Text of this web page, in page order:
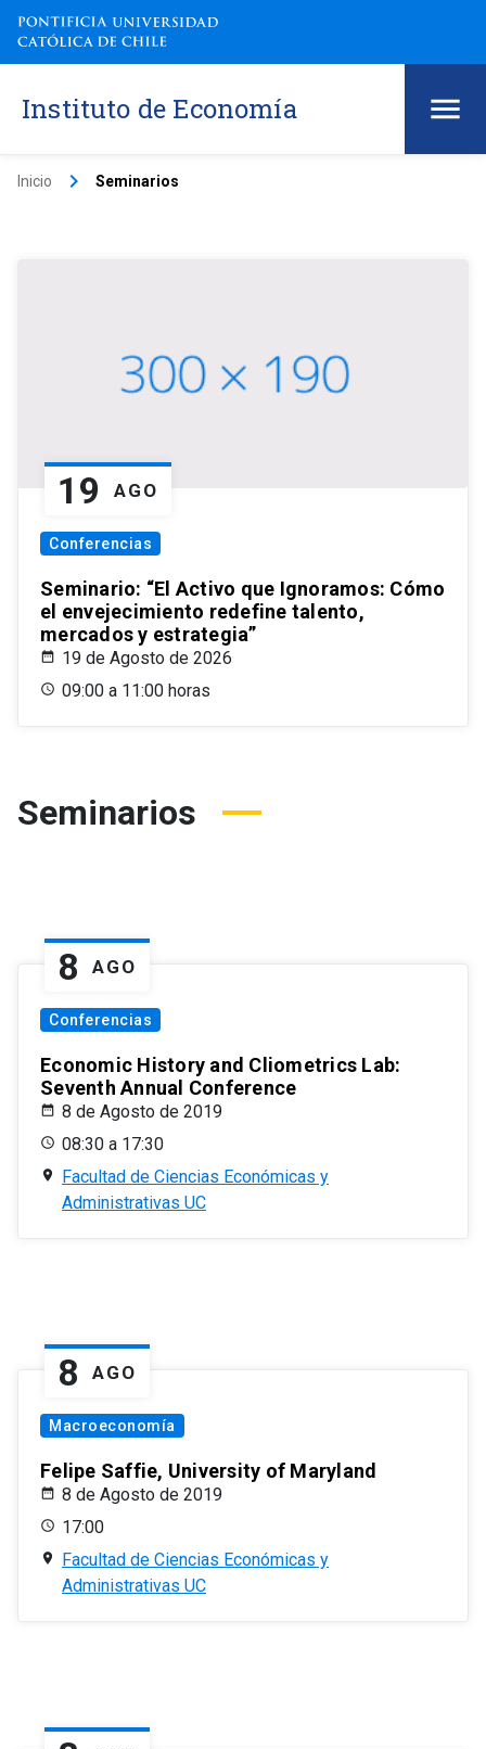
Instituto de Economía
Inicio keyboard_arrow_right Seminarios
19 AGO
Conferencias
Seminario: “El Activo que Ignoramos: Cómo
el envejecimiento redefine talento,
mercados y estrategia”
19 de Agosto de 2026
09:00 a 11:00 horas
Seminarios
8 AGO
Conferencias
Economic History and Cliometrics Lab:
Seventh Annual Conference
8 de Agosto de 2019
08:30 a 17:30
Facultad de Ciencias Económicas y
Administrativas UC
8 AGO
Macroeconomía
Felipe Saffie, University of Maryland
8 de Agosto de 2019
17:00
Facultad de Ciencias Económicas y
Administrativas UC